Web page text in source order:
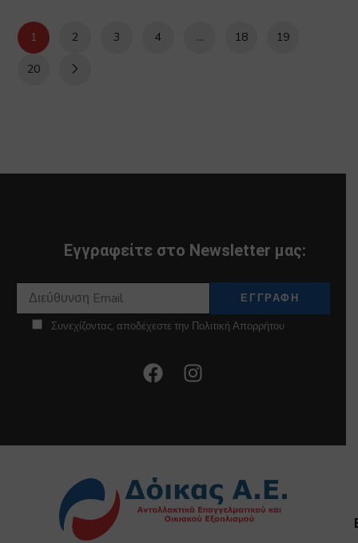
1 2 3 4 … 18 19
20
Εγγραφείτε στο Newsletter μας:
Συνεχίζοντας, αποδέχεστε την Πολιτική Απορρήτου